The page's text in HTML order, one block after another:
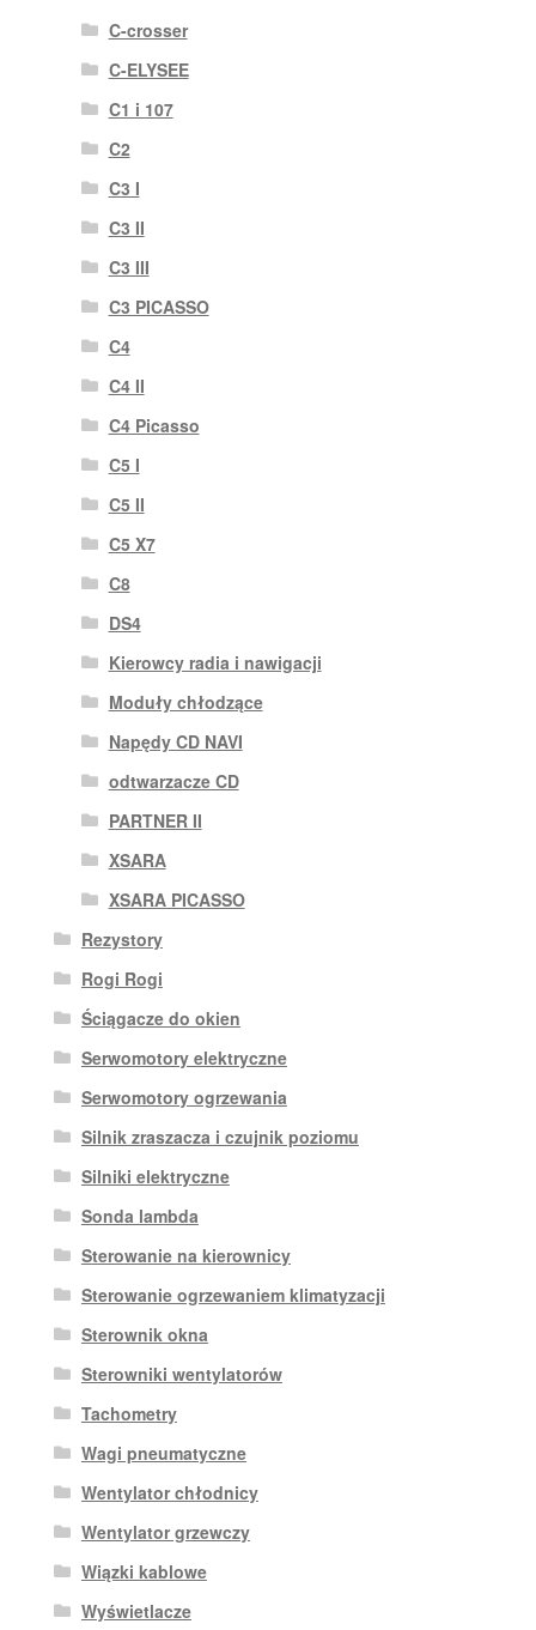
C-crosser
C-ELYSEE
C1 i 107
C2
C3 I
C3 II
C3 III
C3 PICASSO
C4
C4 II
C4 Picasso
C5 I
C5 II
C5 X7
C8
DS4
Kierowcy radia i nawigacji
Moduły chłodzące
Napędy CD NAVI
odtwarzacze CD
PARTNER II
XSARA
XSARA PICASSO
Rezystory
Rogi Rogi
Ściągacze do okien
Serwomotory elektryczne
Serwomotory ogrzewania
Silnik zraszacza i czujnik poziomu
Silniki elektryczne
Sonda lambda
Sterowanie na kierownicy
Sterowanie ogrzewaniem klimatyzacji
Sterownik okna
Sterowniki wentylatorów
Tachometry
Wagi pneumatyczne
Wentylator chłodnicy
Wentylator grzewczy
Wiązki kablowe
Wyświetlacze